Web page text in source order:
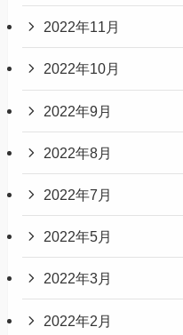
2022年11月
2022年10月
2022年9月
2022年8月
2022年7月
2022年5月
2022年3月
2022年2月